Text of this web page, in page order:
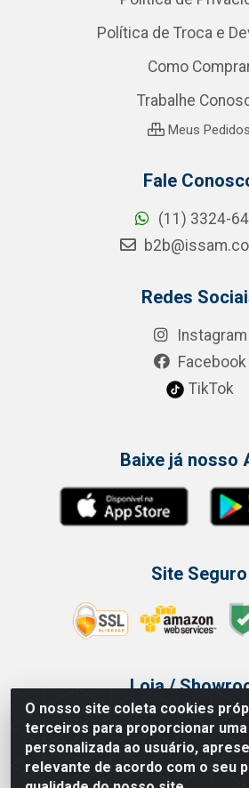
O nosso site coleta cookies
terceiros para proporcionar
personalizada ao usuário,
relevante de acordo com o seu
Política de Troca e
Como
Trabalhe
Meus Pedidos
Fale
(11) 3324-
Redes
Instagram
Facebook
TikTok
Baixe já nosso
Site Seguro
Loja /
Tel.: (11) 3314 6400
Av Vautier, 468 - Pari -